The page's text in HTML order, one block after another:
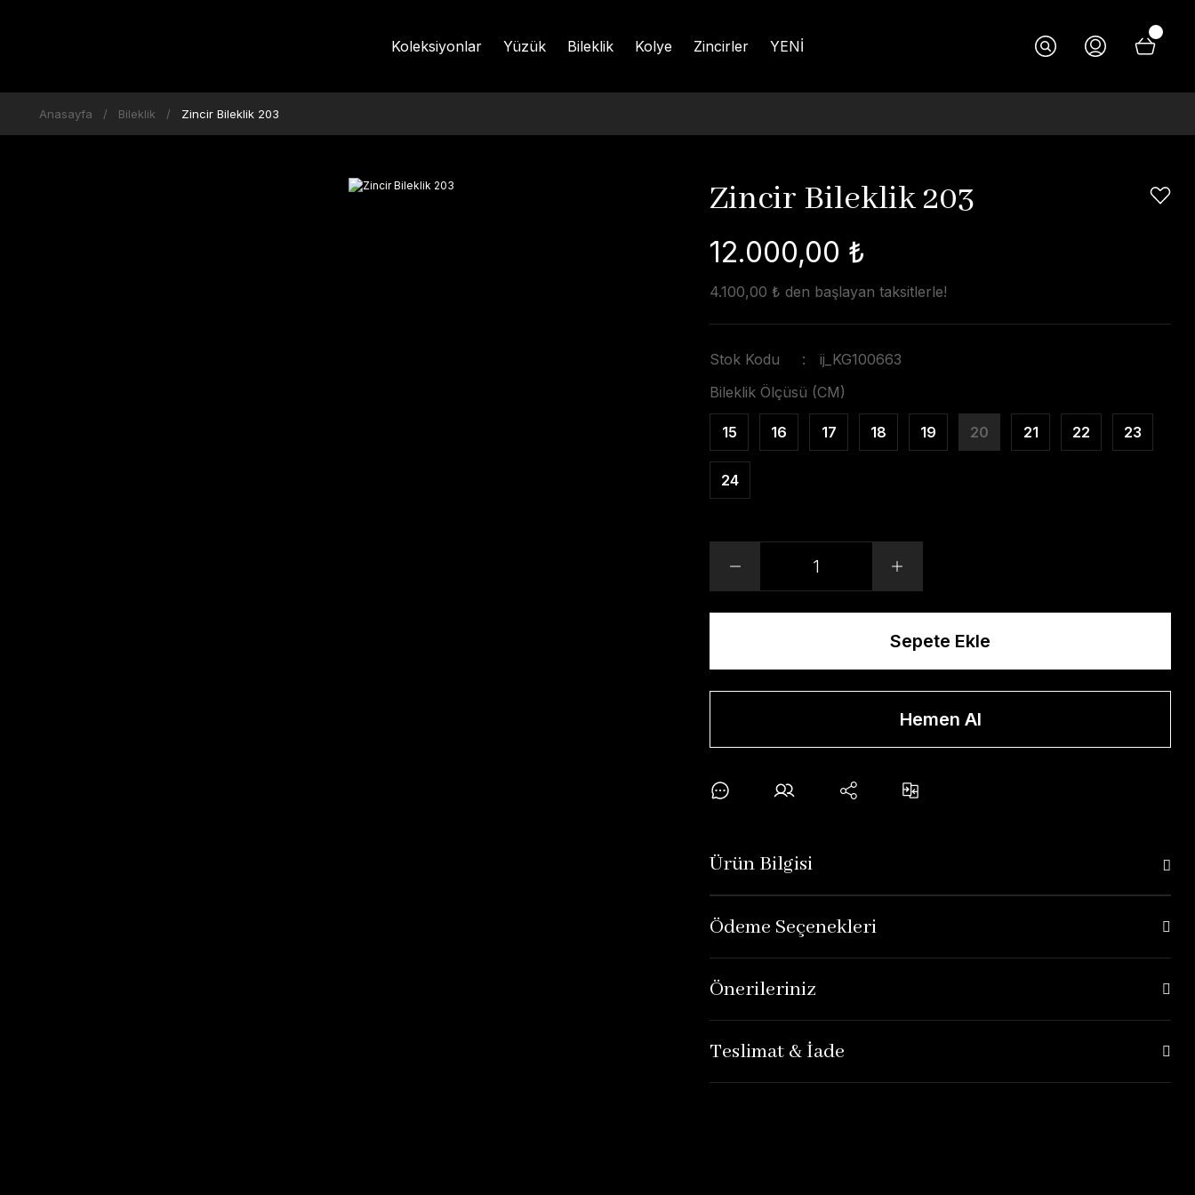
Koleksiyonlar Yüzük Bileklik Kolye Zincirler YENİ
Anasayfa Bileklik Zincir Bileklik 203
Zincir Bileklik 203
12.000,00 ₺
4.100,00 ₺ den başlayan taksitlerle!
Stok Kodu
ij_KG100663
Bileklik Ölçüsü (CM)
15 16 17 18 19 20 21 22 23
24
Sepete Ekle
Hemen Al
Ürün Bilgisi
Ödeme Seçenekleri
Önerileriniz
Teslimat & İade